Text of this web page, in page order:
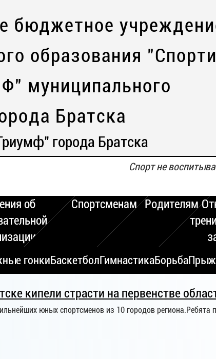
бюджетное
образования
муниципального
Братска
города Братска
Спорт не
об
Спортсменам Родителям
гонкиБаскетболГимнастикаБорьба
кипели страсти на первенстве
юных спортсменов из 10 городов региона.Ребята